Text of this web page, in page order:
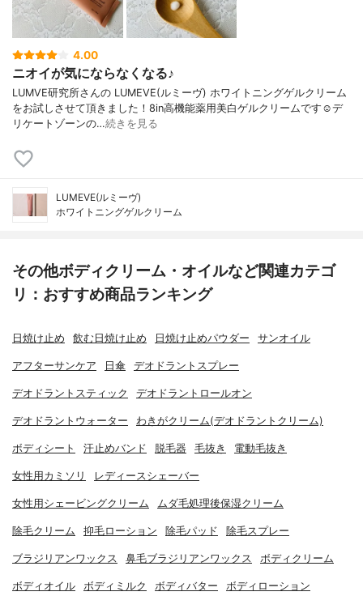
4.00
ニオイが気にならなくなる♪
LUMVE研究所さんの LUMEVE(ルミーヴ) ホワイトニングゲルクリーム
をお試しさせて頂きました！8in高機能薬用美白ゲルクリームです☺︎デ
リケートゾーンの…続きを見る
LUMEVE(ルミーヴ)
ホワイトニングゲルクリーム
その他ボディクリーム・オイルなど関連カテゴ
リ：おすすめ商品ランキング
日焼け止め 飲む日焼け止め 日焼け止めパウダー サンオイル
アフターサンケア 日傘 デオドラントスプレー
デオドラントスティック デオドラントロールオン
デオドラントウォーター わきがクリーム(デオドラントクリーム)
ボディシート 汗止めバンド 脱毛器 毛抜き 電動毛抜き
女性用カミソリ レディースシェーバー
女性用シェービングクリーム ムダ毛処理後保湿クリーム
除毛クリーム 抑毛ローション 除毛パッド 除毛スプレー
ブラジリアンワックス 鼻毛ブラジリアンワックス ボディクリーム
ボディオイル ボディミルク ボディバター ボディローション